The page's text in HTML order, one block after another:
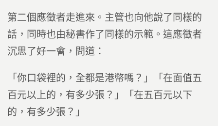
第二個應徵者走進來。主管也向他說了同樣的
話，同時也由秘書作了同樣的示範。這應徵者
沉思了好一會，問道：
「你口袋裡的，全都是港幣嗎？」「在面值五
百元以上的，有多少張？」「在五百元以下
的，有多少張？」